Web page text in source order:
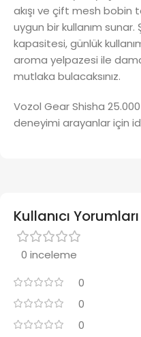
akışı ve çift mesh bobin
uygun bir kullanım
kapasitesi, günlük
aroma yelpazesi ile
mutlaka bulacaksınız.
Vozol Gear Shisha
deneyimi arayanlar için
Kullanıcı Yorumları
0 inceleme
0
0
0